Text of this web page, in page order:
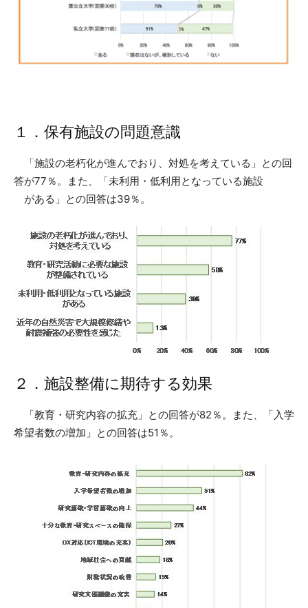
１．保有施設の問題意識
「施設の老朽化が進んでおり、対処を考えている」との回
答が77％。また、「未利用・低利用となっている施設
がある」との回答は39％。
２．施設整備に期待する効果
「教育・研究内容の拡充」との回答が82％。また、「入学
希望者数の増加」との回答は51％。